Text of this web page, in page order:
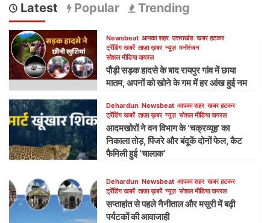
Latest Popular Trending
Newsbeat आपका शहर उत्तराखंड खबर हटकर
ट्रेंडिंग खबरें ताज़ा ख़बर न्यूज़ मनोरंजन
सोशल मीडिया वायरल
पौड़ी सड़क हादसे के बाद रायपुर गांव में छाया
मातम, अपनों को खोने के गम में हर आंख हुई नम
Dehardun Newsbeat आपका शहर खबर हटकर
ट्रेंडिंग खबरें ताज़ा ख़बर न्यूज़ सोशल मीडिया वायरल
आदमखोरों ने वन विभाग के ‘चक्रव्यूह’ का
निकाला तोड़, पिंजरे और बंदूकें दोनों फेल, कैट
फैमिली हुई ‘चालाक’
Dehardun Newsbeat आपका शहर खबर हटकर
ट्रेंडिंग खबरें ताज़ा ख़बरें न्यूज़ सोशल मीडिया वायरल
सप्ताहांत से पहले नैनीताल और मसूरी में बढ़ी
पर्यटकों की आवाजाही